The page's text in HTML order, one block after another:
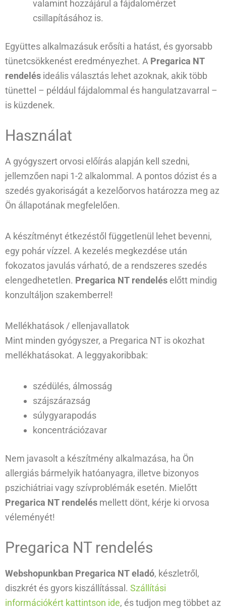
valamint hozzájárul a fájdalomérzet
csillapításához is.
Együttes alkalmazásuk erősíti a hatást, és gyorsabb
tünetcsökkenést eredményezhet. A Pregarica NT
rendelés ideális választás lehet azoknak, akik több
tünettel – például fájdalommal és hangulatzavarral –
is küzdenek.
Használat
A gyógyszert orvosi előírás alapján kell szedni,
jellemzően napi 1-2 alkalommal. A pontos dózist és a
szedés gyakoriságát a kezelőorvos határozza meg az
Ön állapotának megfelelően.
A készítményt étkezéstől függetlenül lehet bevenni,
egy pohár vízzel. A kezelés megkezdése után
fokozatos javulás várható, de a rendszeres szedés
elengedhetetlen. Pregarica NT rendelés előtt mindig
konzultáljon szakemberrel!
Mellékhatások / ellenjavallatok
Mint minden gyógyszer, a Pregarica NT is okozhat
mellékhatásokat. A leggyakoribbak:
szédülés, álmosság
szájszárazság
súlygyarapodás
koncentrációzavar
Nem javasolt a készítmény alkalmazása, ha Ön
allergiás bármelyik hatóanyagra, illetve bizonyos
pszichiátriai vagy szívproblémák esetén. Mielőtt
Pregarica NT rendelés mellett dönt, kérje ki orvosa
véleményét!
Pregarica NT rendelés
Webshopunkban Pregarica NT eladó, készletről,
diszkrét és gyors kiszállítással. Szállítási
információkért kattintson ide, és tudjon meg többet az